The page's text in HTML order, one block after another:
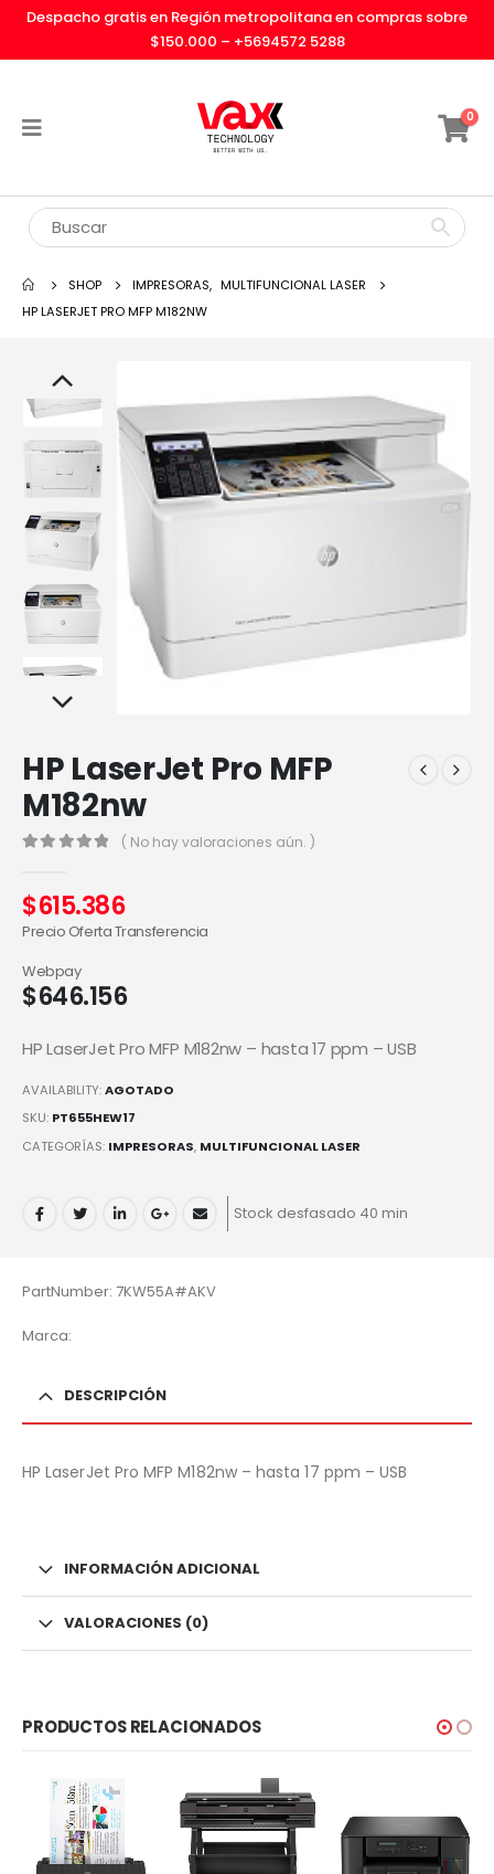
Despacho gratis en Región metropolitana en compras sobre
$150.000 – +5694572 5288
0
SHOP IMPRESORAS, MULTIFUNCIONAL LASER
HP LASERJET PRO MFP M182NW
HP LaserJet Pro MFP
M182nw
( No hay valoraciones aún. )
$615.386
Precio Oferta Transferencia
$646.156
Webpay
HP LaserJet Pro MFP M182nw – hasta 17 ppm – USB
AVAILABILITY:AGOTADO
SKU: PT655HEW17
CATEGORÍAS: IMPRESORAS, MULTIFUNCIONAL LASER
Stock desfasado 40 min
PartNumber: 7KW55A#AKV
Marca:
DESCRIPCIÓN
HP LaserJet Pro MFP M182nw – hasta 17 ppm – USB
INFORMACIÓN ADICIONAL
VALORACIONES (0)
PRODUCTOS RELACIONADOS